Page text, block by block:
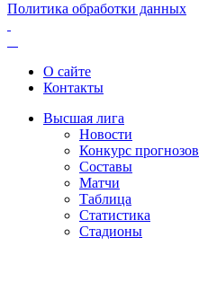
Политика обработки данных
О сайте
Контакты
Высшая лига
Новости
Конкурс прогнозов
Составы
Матчи
Таблица
Статистика
Стадионы